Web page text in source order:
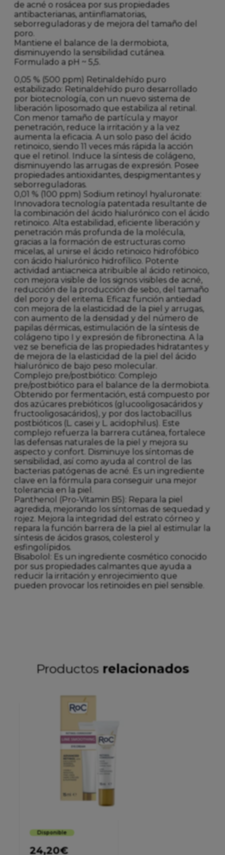
de acné o rosácea por sus propiedades
antibacterianas, antiinflamatorias,
seborreguladoras y de mejora del tamaño del
poro.
Mantiene el balance de la dermobiota,
disminuyendo la sensibilidad cutánea.
Formulado a pH ~ 5,5.
0,05 % (500 ppm) Retinaldehído puro
estabilizado: Retinaldehído puro desarrollado
por biotecnología, con un nuevo sistema de
liberación liposomado que estabiliza al retinal.
Con menor tamaño de partícula y mayor
penetración, reduce la irritación y a la vez
aumenta la eficacia. A un solo paso del ácido
retinoico, siendo 11 veces más rápida la acción
que el retinol. Induce la síntesis de colágeno,
disminuyendo las arrugas de expresión. Posee
propiedades antioxidantes, despigmentantes y
seborreguladoras.
0,01 % (100 ppm) Sodium retinoyl hyaluronate:
Innovadora tecnología patentada resultante de
la combinación del ácido hialurónico con el ácido
retinoico. Alta estabilidad, eficiente liberación y
penetración más profunda de la molécula,
gracias a la formación de estructuras como
micelas, al unirse el ácido retinoico hidrofóbico
con ácido hialurónico hidrofílico. Potente
actividad antiacneica atribuible al ácido retinoico,
con mejora visible de los signos visibles de acné,
reducción de la producción de sebo, del tamaño
del poro y del eritema. Eficaz función antiedad
con mejora de la elasticidad de la piel y arrugas,
con aumento de la densidad y del número de
papilas dérmicas, estimulación de la síntesis de
colágeno tipo I y expresión de fibronectina. A la
vez se beneficia de las propiedades hidratantes y
de mejora de la elasticidad de la piel del ácido
hialurónico de bajo peso molecular.
Complejo pre/postbiótico: Complejo
pre/postbiótico para el balance de la dermobiota.
Obtenido por fermentación, está compuesto por
dos azúcares prebióticos (glucooligosacáridos y
fructooligosacáridos), y por dos lactobacillus
postbióticos (L. casei y L. acidophilus). Este
complejo refuerza la barrera cutánea, fortalece
las defensas naturales de la piel y mejora su
aspecto y confort. Disminuye los síntomas de
sensibilidad, así como ayuda al control de las
bacterias patógenas de acné. Es un ingrediente
clave en la fórmula para conseguir una mejor
tolerancia en la piel.
Panthenol (Pro-Vitamin B5): Repara la piel
agredida, mejorando los síntomas de sequedad y
rojez. Mejora la integridad del estrato córneo y
repara la función barrera de la piel al estimular la
síntesis de ácidos grasos, colesterol y
esfingolípidos.
Bisabolol: Es un ingrediente cosmético conocido
por sus propiedades calmantes que ayuda a
reducir la irritación y enrojecimiento que
pueden provocar los retinoides en piel sensible.
Productos relacionados
Disponible
24,20€